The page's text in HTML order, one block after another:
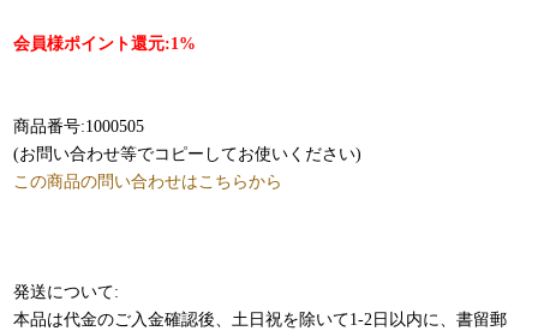
会員様ポイント還元:1%
商品番号:1000505
(お問い合わせ等でコピーしてお使いください)
この商品の問い合わせはこちらから
発送について:
本品は代金のご入金確認後、土日祝を除いて1-2日以内に、書留郵